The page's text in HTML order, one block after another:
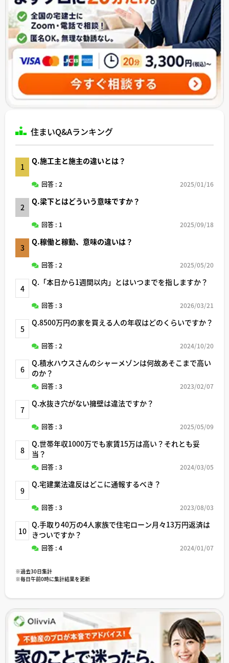
住まいQ&Aランキング
1
Q.施工主と施主の違いとは？
回答 : 2 2025/01/16
2
Q.梁下とはどういう意味ですか？
回答 : 1 2025/09/18
3
Q.稼働と稼動、意味の違いは？
回答 : 2 2025/05/20
4
Q.「本日から1週間以内」とはいつまでを指しますか？
回答 : 3 2026/03/21
5
Q.8500万円の家を買える人の年収はどのくらいですか？
回答 : 2 2024/10/20
6
Q.積水ハウスさんのシャーメゾンは何故あそこまで高い
のか？
回答 : 3 2023/02/07
7
Q.水抜き穴がない擁壁は違法ですか？
回答 : 3 2025/05/09
8
Q.世帯年収1000万でも家賃15万は高い？それとも妥
当？
回答 : 3 2024/03/05
9
Q.宅建業法違反はどこに通報するべき？
回答 : 3 2023/08/03
10
Q.手取り40万の4人家族で住宅ローン月々13万円返済は
きついですか？
回答 : 4 2024/01/07
※過去30日集計
※毎日午前0時に集計結果を更新